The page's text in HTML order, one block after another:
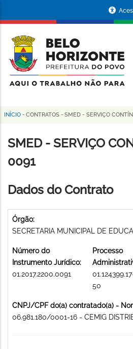
conteúdo
principal
da
Prefeitura
de
Horizonte
Trilha
de
navegação
INÍCIO - CONTRATOS - SMED - SERVIÇO
SMED - SERVIÇO
0091
Dados do Contrato
Órgão:
SECRETARIA MUNICIPAL DE
Número do
Instrumento Jurídico:
01.2017.2200.0091
Processo
50
CNPJ/CPF do(a) contratado(a) -
06.981.180/0001-16 - CEMIG